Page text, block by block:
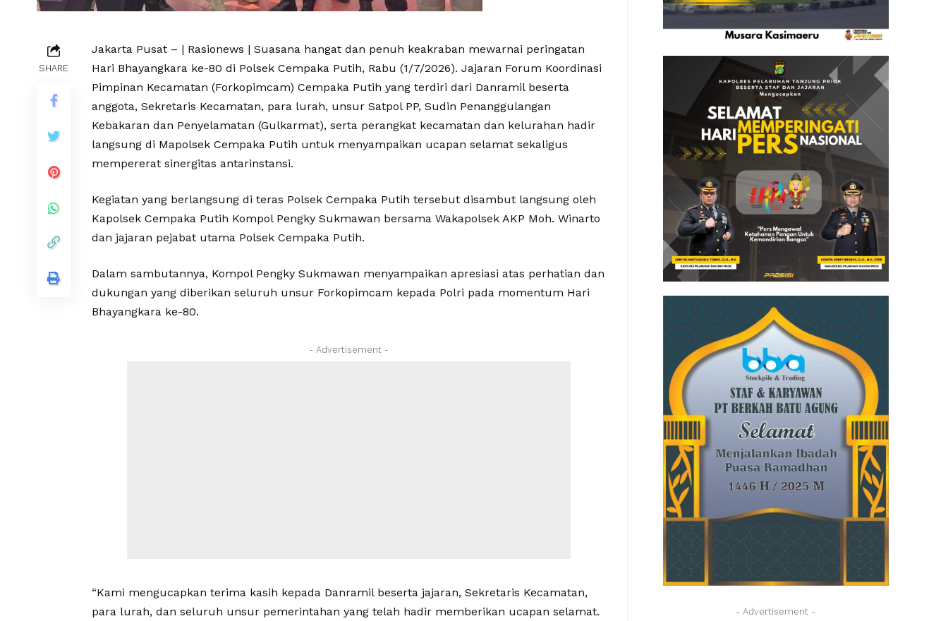
SHARE
Jakarta Pusat – | Rasionews | Suasana hangat dan penuh keakraban mewarnai peringatan
Hari Bhayangkara ke-80 di Polsek Cempaka Putih, Rabu (1/7/2026). Jajaran Forum Koordinasi
Pimpinan Kecamatan (Forkopimcam) Cempaka Putih yang terdiri dari Danramil beserta
anggota, Sekretaris Kecamatan, para lurah, unsur Satpol PP, Sudin Penanggulangan
Kebakaran dan Penyelamatan (Gulkarmat), serta perangkat kecamatan dan kelurahan hadir
langsung di Mapolsek Cempaka Putih untuk menyampaikan ucapan selamat sekaligus
mempererat sinergitas antarinstansi.
Kegiatan yang berlangsung di teras Polsek Cempaka Putih tersebut disambut langsung oleh
Kapolsek Cempaka Putih Kompol Pengky Sukmawan bersama Wakapolsek AKP Moh. Winarto
dan jajaran pejabat utama Polsek Cempaka Putih.
Dalam sambutannya, Kompol Pengky Sukmawan menyampaikan apresiasi atas perhatian dan
dukungan yang diberikan seluruh unsur Forkopimcam kepada Polri pada momentum Hari
Bhayangkara ke-80.
- Advertisement -
“Kami mengucapkan terima kasih kepada Danramil beserta jajaran, Sekretaris Kecamatan,
para lurah, dan seluruh unsur pemerintahan yang telah hadir memberikan ucapan selamat.
- Advertisement -